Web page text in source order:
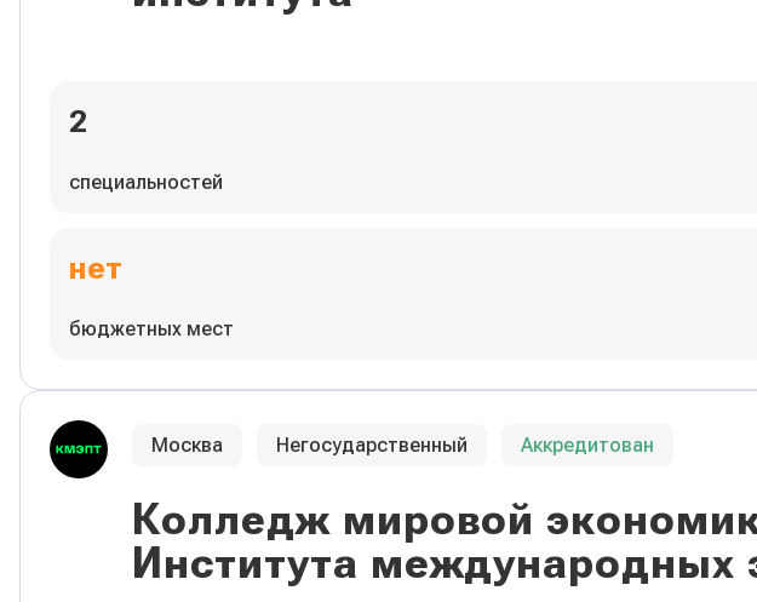
2
специальностей
нет
бюджетных мест
Москва Негосударственный Аккредитован
Колледж мировой
Института международных